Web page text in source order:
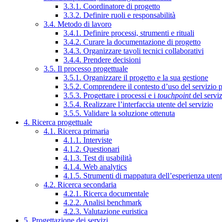
3.3.1. Coordinatore di progetto
3.3.2. Definire ruoli e responsabilità
3.4. Metodo di lavoro
3.4.1. Definire processi, strumenti e rituali
3.4.2. Curare la documentazione di progetto
3.4.3. Organizzare tavoli tecnici collaborativi
3.4.4. Prendere decisioni
3.5. Il processo progettuale
3.5.1. Organizzare il progetto e la sua gestione
3.5.2. Comprendere il contesto d’uso del servizio
3.5.3. Progettare i processi e i touchpointdel
3.5.4. Realizzare l’interfaccia utente del servizio
3.5.5. Validare la soluzione ottenuta
4. Ricerca progettuale
4.1. Ricerca primaria
4.1.1. Interviste
4.1.2. Questionari
4.1.3. Test di usabilità
4.1.4. Web analytics
4.1.5. Strumenti di mappatura dell’esperienza
4.2. Ricerca secondaria
4.2.1. Ricerca documentale
4.2.2. Analisi benchmark
4.2.3. Valutazione euristica
5. Progettazione dei servizi